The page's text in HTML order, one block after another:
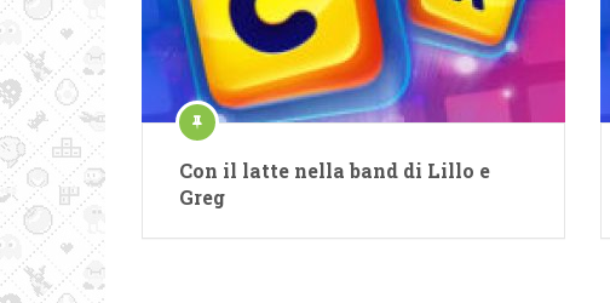
Con il latte nella band di Lillo e
Greg